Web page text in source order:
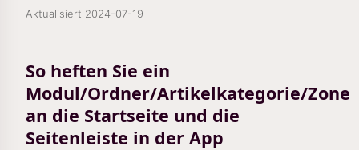
Aktualisiert 2024-07-19
So heften Sie ein
Modul/Ordner/Artikelkategorie/Zone
an die Startseite und die
Seitenleiste in der App